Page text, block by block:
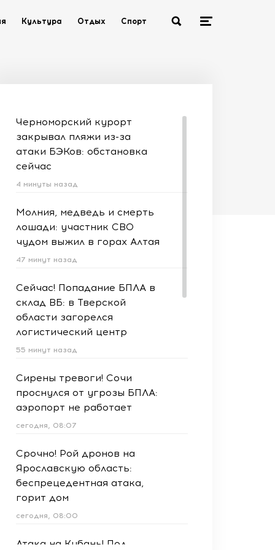
Культура Отдых Спорт
Черноморский курорт
закрывал пляжи из-за
атаки БЭКов: обстановка
сейчас
4 минуты назад
Молния, медведь и смерть
лошади: участник СВО
чудом выжил в горах Алтая
47 минут назад
Сейчас! Попадание БПЛА в
склад ВБ: в Тверской
области загорелся
логистический центр
55 минут назад
Сирены тревоги! Сочи
проснулся от угрозы БПЛА:
аэропорт не работает
сегодня, 08:07
Срочно! Рой дронов на
Ярославскую область:
беспрецедентная атака,
горит дом
сегодня, 08:00
Атака на Кубань! Под